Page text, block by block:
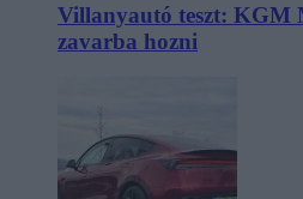
Villanyautó teszt: KGM
zavarba hozni